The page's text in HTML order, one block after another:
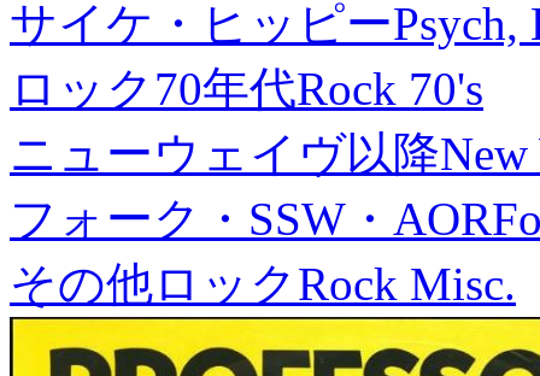
サイケ・ヒッピーPsych,
ロック70年代Rock 70's
ニューウェイヴ以降New
フォーク・SSW・AOR
その他ロックRock Misc.